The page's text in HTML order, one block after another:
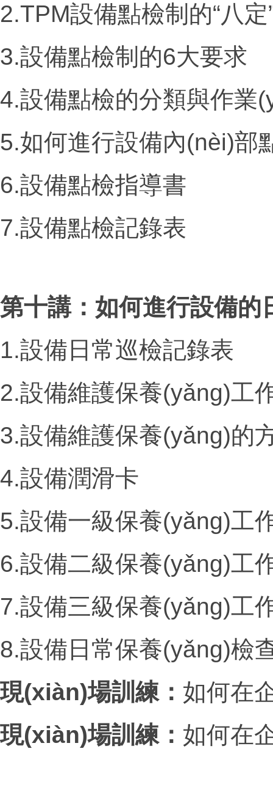
2.TPM設備點檢制的“八定
3.設備點檢制的6大要求
4.設備點檢的分類與作業
5.如何進行設備內(nèi)部
6.設備點檢指導書
7.設備點檢記錄表
第十講：如何進行設備的
1.設備日常巡檢記錄表
2.設備維護保養(yǎng)工
3.設備維護保養(yǎng)的
4.設備潤滑卡
5.設備一級保養(yǎng)工
6.設備二級保養(yǎng)工
7.設備三級保養(yǎng)工
8.設備日常保養(yǎng)檢
現(xiàn)場訓練： 如何在
現(xiàn)場訓練： 如何在